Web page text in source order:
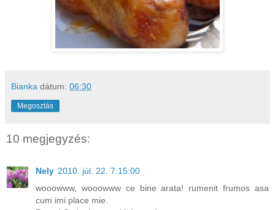
Bianka dátum: 06:30
Megosztás
10 megjegyzés:
Nely 2010. júl. 22. 7:15:00
wooowww, wooowww ce bine arata! rumenit frumos asa
cum imi place mie.